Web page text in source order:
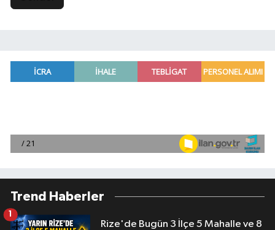
Trend Haberler
Rize'de Bugün 3 İlçe 5 Mahalle ve 8
1